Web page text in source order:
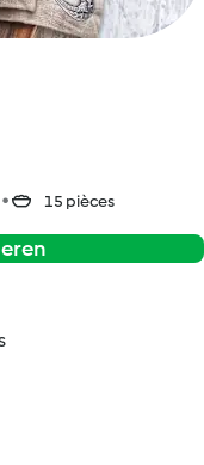
15 pièces